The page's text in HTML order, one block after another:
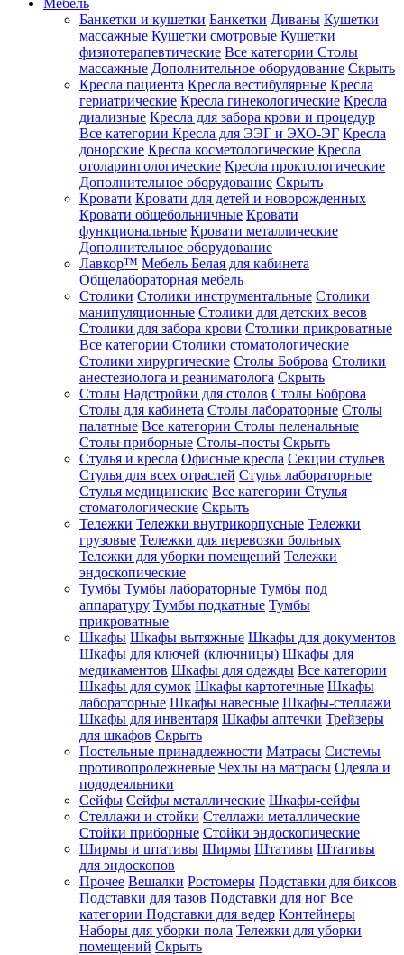
Мебель
Банкетки и кушетки Банкетки Диваны Кушетки
массажные Кушетки смотровые Кушетки
физиотерапевтические Все категории Столы
массажные Дополнительное оборудование Скрыть
Кресла пациента Кресла вестибулярные Кресла
гериатрические Кресла гинекологические Кресла
диализные Кресла для забора крови и процедур
Все категории Кресла для ЭЭГ и ЭХО-ЭГ Кресла
донорские Кресла косметологические Кресла
отоларингологические Кресла проктологические
Дополнительное оборудование Скрыть
Кровати Кровати для детей и новорожденных
Кровати общебольничные Кровати
функциональные Кровати металлические
Дополнительное оборудование
Лавкор™ Мебель Белая для кабинета
Общелабораторная мебель
Столики Столики инструментальные Столики
манипуляционные Столики для детских весов
Столики для забора крови Столики прикроватные
Все категории Столики стоматологические
Столики хирургические Столы Боброва Столики
анестезиолога и реаниматолога Скрыть
Столы Надстройки для столов Столы Боброва
Столы для кабинета Столы лабораторные Столы
палатные Все категории Столы пеленальные
Столы приборные Столы-посты Скрыть
Стулья и кресла Офисные кресла Секции стульев
Стулья для всех отраслей Стулья лабораторные
Стулья медицинские Все категории Стулья
стоматологические Скрыть
Тележки Тележки внутрикорпусные Тележки
грузовые Тележки для перевозки больных
Тележки для уборки помещений Тележки
эндоскопические
Тумбы Тумбы лабораторные Тумбы под
аппаратуру Тумбы подкатные Тумбы
прикроватные
Шкафы Шкафы вытяжные Шкафы для документов
Шкафы для ключей (ключницы) Шкафы для
медикаментов Шкафы для одежды Все категории
Шкафы для сумок Шкафы картотечные Шкафы
лабораторные Шкафы навесные Шкафы-стеллажи
Шкафы для инвентаря Шкафы аптечки Трейзеры
для шкафов Скрыть
Постельные принадлежности Матрасы Системы
противопролежневые Чехлы на матрасы Одеяла и
пододеяльники
Сейфы Сейфы металлические Шкафы-сейфы
Стеллажи и стойки Стеллажи металлические
Стойки приборные Стойки эндоскопические
Ширмы и штативы Ширмы Штативы Штативы
для эндоскопов
Прочее Вешалки Ростомеры Подставки для биксов
Подставки для тазов Подставки для ног Все
категории Подставки для ведер Контейнеры
Наборы для уборки пола Тележки для уборки
помещений Скрыть